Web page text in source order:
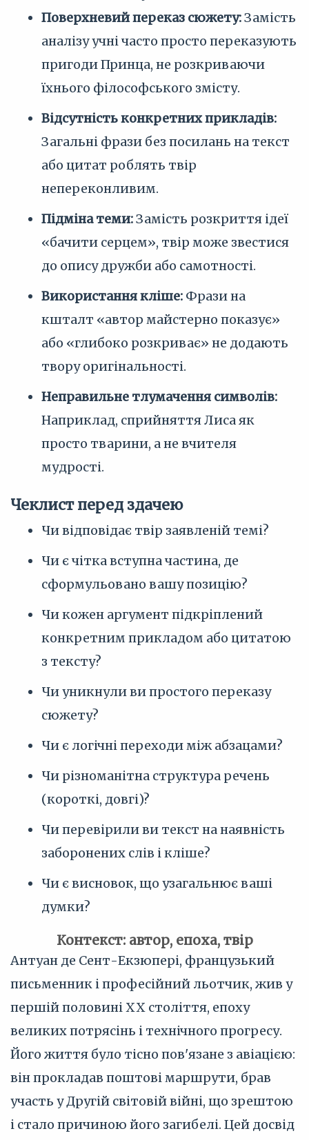
Поверхневий переказ сюжету:Замість
аналізу учні часто просто переказують
пригоди Принца, не розкриваючи
їхнього філософського змісту.
Відсутність конкретних прикладів:
Загальні фрази без посилань на текст
або цитат роблять твір
непереконливим.
Підміна теми:Замість розкриття ідеї
«бачити серцем», твір може звестися
до опису дружби або самотності.
Використання кліше: Фрази на
кшталт «автор майстерно показує»
або «глибоко розкриває» не додають
твору оригінальності.
Неправильне тлумачення символів:
Наприклад, сприйняття Лиса як
просто тварини, а не вчителя
мудрості.
Чеклист перед здачею
Чи відповідає твір заявленій темі?
Чи є чітка вступна частина, де
сформульовано вашу позицію?
Чи кожен аргумент підкріплений
конкретним прикладом або цитатою
з тексту?
Чи уникнули ви простого переказу
сюжету?
Чи є логічні переходи між абзацами?
Чи різноманітна структура речень
(короткі, довгі)?
Чи перевірили ви текст на наявність
заборонених слів і кліше?
Чи є висновок, що узагальнює ваші
думки?
Контекст: автор, епоха, твір
Антуан де Сент-Екзюпері, французький
письменник і професійний льотчик, жив у
першій половині XX століття, епоху
великих потрясінь і технічного прогресу.
Його життя було тісно пов'язане з авіацією:
він прокладав поштові маршрути, брав
участь у Другій світовій війні, що зрештою
і стало причиною його загибелі. Цей досвід